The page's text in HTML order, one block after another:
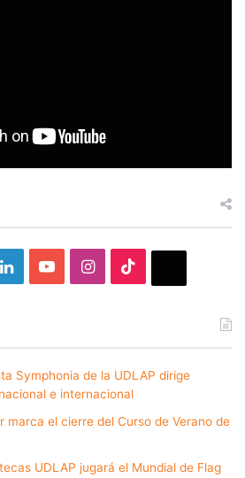
LinkedInYouTubeInstagram
Symphonia de la UDLAP dirige
e internacional
marca el cierre del Curso de Verano de
UDLAP jugará el Mundial de Flag